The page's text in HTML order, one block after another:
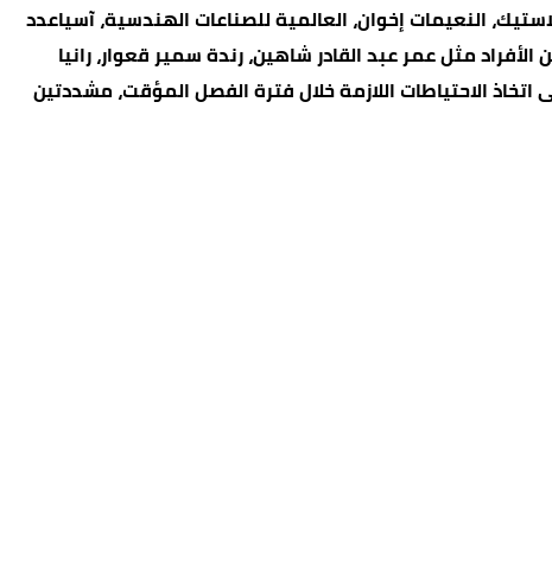
النعيمات إخوان، العالمية للصناعات الهندسية، آسياعدد
المشتركين الأفراد مثل عمر عبد القادر شاهين، رندة سمير قعوار، رانيا
الاحتياطات اللازمة خلال فترة الفصل المؤقت، مشددتين